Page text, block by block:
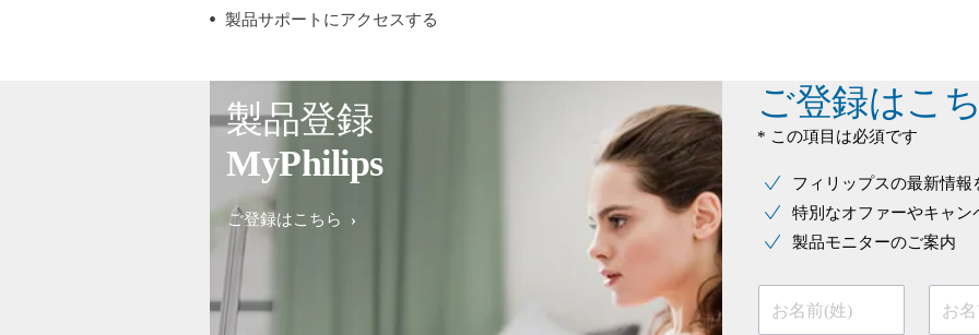
製品サポートにアクセスする
製品登録
MyPhilips
ご登録はこちら
ご登録はこ
* この項目は必須です
フィリップスの最新情報
特別なオファーやキャン
製品モニターのご案内
お名前(姓) お